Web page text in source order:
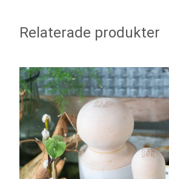
Relaterade produkter